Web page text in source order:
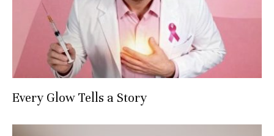
Every Glow Tells a Story